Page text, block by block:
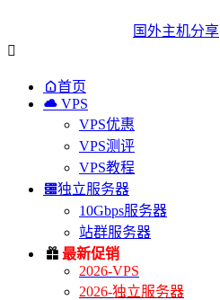
国外主机分享

首页
 VPS
VPS优惠
VPS测评
VPS教程
独立服务器
10Gbps服务器
站群服务器
 最新促销
2026-VPS
2026-独立服务器